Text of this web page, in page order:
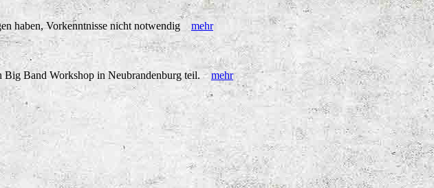
haben, Vorkenntnisse nicht notwendig mehr
Big Band Workshop in Neubrandenburg teil. mehr